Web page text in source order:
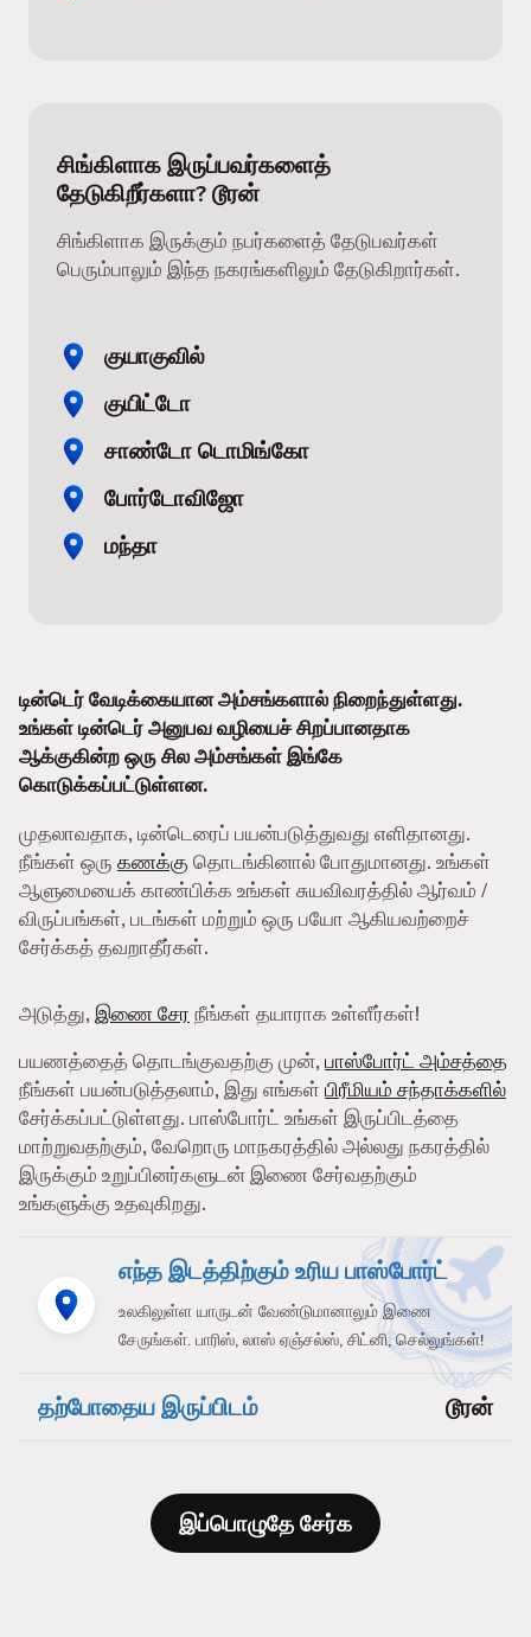
சிங்கிளாக இருப்பவர்களைத்
தேடுகிறீர்களா? டூரன்
சிங்கிளாக இருக்கும் நபர்களைத் தேடுபவர்கள்
பெரும்பாலும் இந்த நகரங்களிலும் தேடுகிறார்கள்.
குயாகுவில்
குயிட்டோ
சாண்டோ டொமிங்கோ
போர்டோவிஜோ
மந்தா
டின்டெர் வேடிக்கையான அம்சங்களால் நிறைந்துள்ளது.
உங்கள் டின்டெர் அனுபவ வழியைச் சிறப்பானதாக
ஆக்குகின்ற ஒரு சில அம்சங்கள் இங்கே
கொடுக்கப்பட்டுள்ளன.
முதலாவதாக, டின்டெரைப் பயன்படுத்துவது எளிதானது.
நீங்கள் ஒரு கணக்கு தொடங்கினால் போதுமானது. உங்கள்
ஆளுமையைக் காண்பிக்க உங்கள் சுயவிவரத்தில் ஆர்வம் /
விருப்பங்கள், படங்கள் மற்றும் ஒரு பயோ ஆகியவற்றைச்
சேர்க்கத் தவறாதீர்கள்.
அடுத்து, இணை சேர நீங்கள் தயாராக உள்ளீர்கள்!
பயணத்தைத் தொடங்குவதற்கு முன், பாஸ்போர்ட் அம்சத்தை
நீங்கள் பயன்படுத்தலாம், இது எங்கள் பிரீமியம் சந்தாக்களில்
சேர்க்கப்பட்டுள்ளது. பாஸ்போர்ட் உங்கள் இருப்பிடத்தை
மாற்றுவதற்கும், வேறொரு மாநகரத்தில் அல்லது நகரத்தில்
இருக்கும் உறுப்பினர்களுடன் இணை சேர்வதற்கும்
உங்களுக்கு உதவுகிறது.
எந்த இடத்திற்கும் உரிய பாஸ்போர்ட்
உலகிலுள்ள யாருடன் வேண்டுமானாலும் இணை
சேருங்கள். பாரிஸ், லாஸ் ஏஞ்சல்ஸ், சிட்னி, செல்லுங்கள்!
தற்போதைய இருப்பிடம் டூரன்
இப்பொழுதே சேர்க